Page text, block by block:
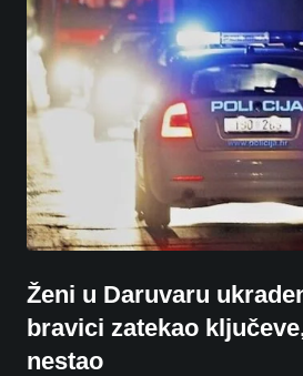
Ženi u Daruvaru
bravici zatekao
nestao